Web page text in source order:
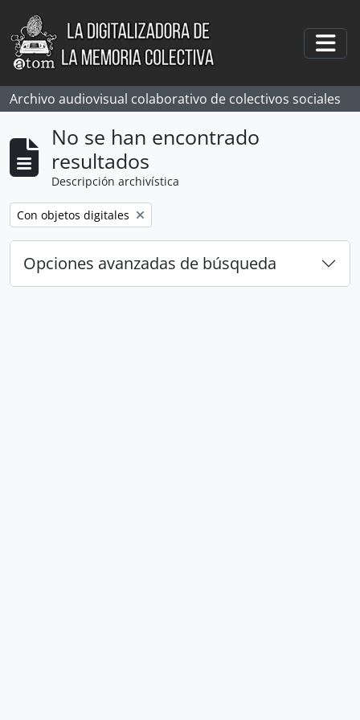
Skip to main content
Archivo audiovisual colaborativo de colectivos sociales
No se han encontrado
resultados
Descripción archivística
Remove filter:
Con objetos digitales
Opciones avanzadas de búsqueda